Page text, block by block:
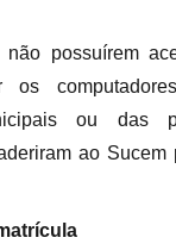
possuírem
os
ou das
ao Sucem